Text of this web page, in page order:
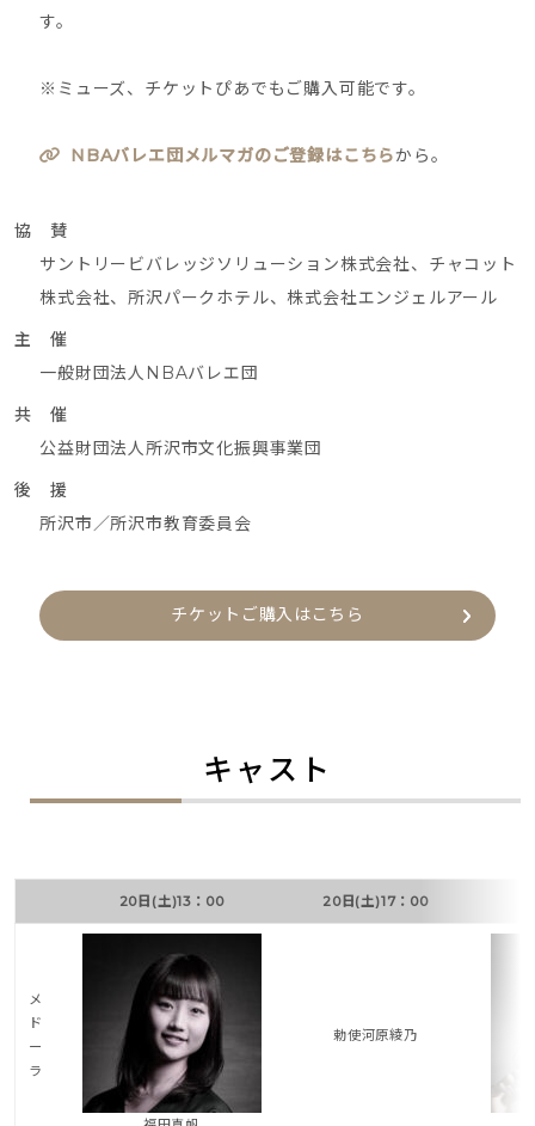
す。
※ミューズ、チケットぴあでもご購入可能です。
NBAバレエ団メルマガのご登録はこちらから。
協 賛
サントリービバレッジソリューション株式会社、チャコット
株式会社、所沢パークホテル、株式会社エンジェルアール
主 催
一般財団法人NBAバレエ団
共 催
公益財団法人所沢市文化振興事業団
後 援
所沢市／所沢市教育委員会
チケットご購入はこちら
キャスト
20日(土)13：00 20日(土)17：00
メ
ド
ー
ラ
勅使河原綾乃